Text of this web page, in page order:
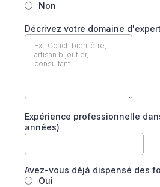
Non
Décrivez votre domaine
Expérience professionnelle
années)
Avez-vous déjà dispensé des
Oui